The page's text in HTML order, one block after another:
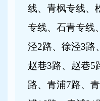
线、青枫专线、
专线、石青专线
泾2路、徐泾3路
赵巷3路、赵巷5
路、青浦7路、